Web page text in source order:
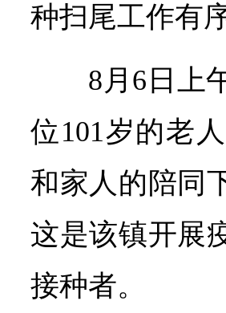
种扫尾工作有
8月6日上
位101岁的老
和家人的陪同
这是该镇开展
接种者。